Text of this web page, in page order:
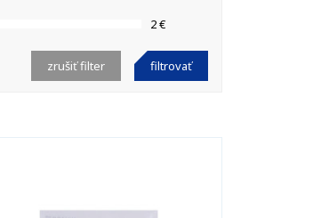
2 €
filtrovať
zrušiť filter